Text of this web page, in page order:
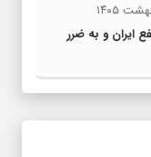
ایران و به ضرر